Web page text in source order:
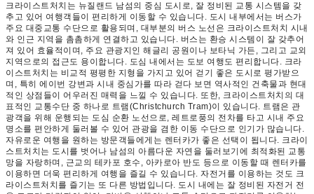
크라이스트처치는 뉴질랜드 남섬의 중심 도시로, 잘 정비된 교통 시스템을 갖
추고 있어 여행객들이 편리하게 이동할 수 있습니다. 도시 내부에서는 버스가
주요 대중교통 수단으로 활용되며, 대부분의 버스 노선은 크라이스트처치 시내
와 인근 지역을 촘촘하게 연결하고 있습니다. 버스는 환승 시스템이 잘 갖추어
져 있어 효율적이며, 주요 관광지인 해글리 공원이나 보타닉 가든, 그리고 교외
지역으로의 접근도 용이합니다. 도심 내에서는 도보 여행도 편리합니다. 크라
이스트처치는 비교적 평평한 지형을 가지고 있어 걷기 좋은 도시로 평가받으
며, 특히 에이번 강변과 시내 중심가를 따라 걷다 보면 역사적인 건축물과 현대
적인 상점들이 어우러진 매력을 느낄 수 있습니다. 또한, 크라이스트처치의 대
표적인 교통수단 중 하나로 트램(Christchurch Tram)이 있습니다. 트램은 관
광객을 위해 운행되는 도심 순환 노선으로, 레트로풍의 전차를 타고 시내 주요
명소를 편안하게 둘러볼 수 있어 관광을 겸한 이동 수단으로 인기가 많습니다.
자유로운 여행을 원하는 방문객들에게는 렌터카가 좋은 선택이 됩니다. 크라이
스트처치는 도시를 벗어나 남섬의 아름다운 자연을 둘러보기에 최적화된 교통
망을 자랑하며, 근교의 테카포 호수, 아카로아 반도 등으로 이동할 때 렌터카를
이용하면 더욱 편리하게 여행을 즐길 수 있습니다. 자전거를 이용하는 것도 크
라이스트처치를 즐기는 또 다른 방법입니다. 도시 내에는 잘 정비된 자전거 전